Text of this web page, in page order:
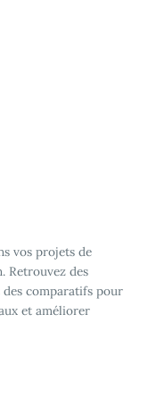
vos projets de
Retrouvez des
des comparatifs pour
et améliorer